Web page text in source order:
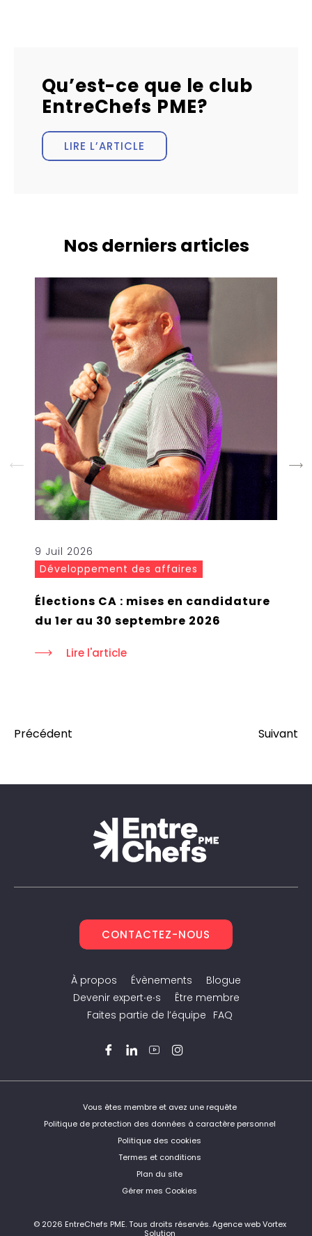
Qu’est-ce que le club
EntreChefs PME?
LIRE L’ARTICLE
Nos derniers articles
9 Juil 2026
Développement des affaires
Élections CA : mises en candidature
du 1er au 30 septembre 2026
Lire l'article
Précédent Suivant
CONTACTEZ-NOUS
À propos Évènements
Blogue
Devenir expert∙e∙s
Être membre
Faites partie de l’équipe FAQ
FacebookLinkedInYouTubeInstagram
© 2026 EntreChefs PME.Tous droits réservés. Agence web Vortex
Solution
Vous êtes membre et avez une requête
Politique de protection des données à caractère personnel
Politique des cookies
Termes et conditions
Plan du site
Gérer mes Cookies